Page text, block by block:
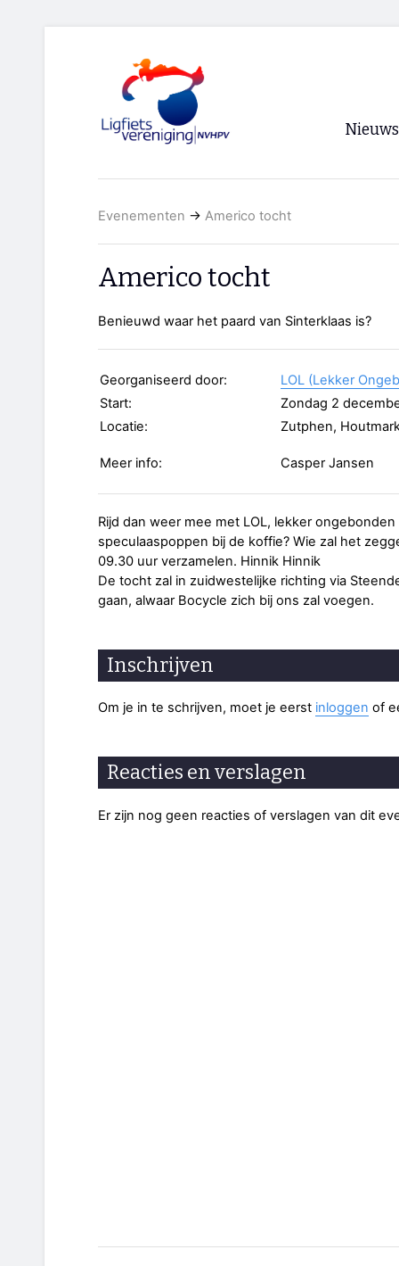
Nieuws
Evenementen → Americo tocht
Americo tocht
Benieuwd waar het paard van Sinterklaas is?
Georganiseerd door:
LOL (Lekker
Start:
Zondag 2
Locatie:
Zutphen,
Meer info: Casper Jansen
Rijd dan weer mee met LOL, lekker
speculaaspoppen bij de koffie? Wie zal het
09.30 uur verzamelen. Hinnik Hinnik
De tocht zal in zuidwestelijke richting via
gaan, alwaar Bocycle zich bij ons zal voegen.
Inschrijven
Om je in te schrijven, moet je eerst inloggen of
Reacties en verslagen
Er zijn nog geen reacties of verslagen van dit